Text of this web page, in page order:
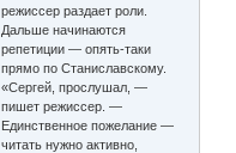
режиссер раздает роли.
Дальше начинаются
репетиции — опять-таки
прямо по Станиславскому.
«Сергей, прослушал, —
пишет режиссер. —
Единственное пожелание —
читать нужно активно,